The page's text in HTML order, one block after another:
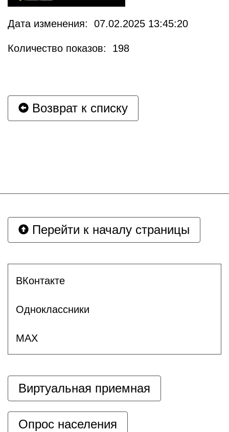
Дата изменения: 07.02.2025 13:45:20
Количество показов: 198
Возврат к списку
Перейти к началу страницы
ВКонтакте
Одноклассники
MAX
Виртуальная приемная
Опрос населения